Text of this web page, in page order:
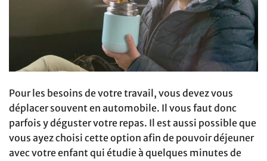
Pour les besoins de votre travail, vous devez vous
déplacer souvent en automobile. Il vous faut donc
parfois y déguster votre repas. Il est aussi possible que
vous ayez choisi cette option afin de pouvoir déjeuner
avec votre enfant qui étudie à quelques minutes de